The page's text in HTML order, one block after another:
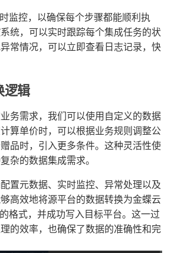
监控，以确保每个步骤都能顺利执
统，可以实时跟踪每个集成任务的状
常情况，可以立即查看日志记录，快
逻辑
务需求，我们可以使用自定义的数据
算单价时，可以根据业务规则调整公
品时，引入更多条件。这种灵活性使
杂的数据集成需求。
置元数据、实时监控、异常处理以及
高效地将源平台的数据转换为金蝶云
格式，并成功写入目标平台。这一过
的效率，也确保了数据的准确性和完